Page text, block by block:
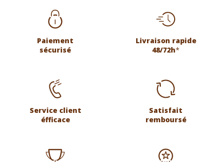
Paiement
sécurisé
Livraison rapide
48/72h*
Service client
éfficace
Satisfait
remboursé